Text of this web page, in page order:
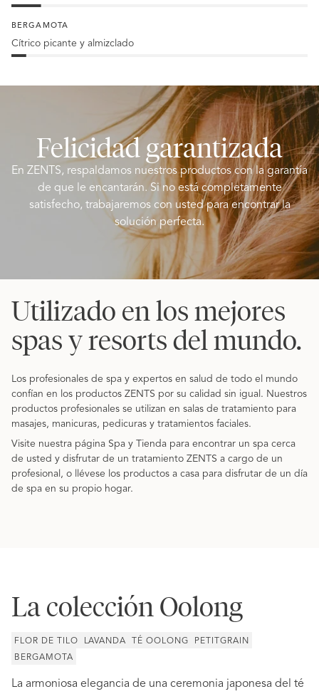
Oolong
%
petitgrain
BERGAMOTA
Cítrico picante y almizclado
Felicidad garantizada
En ZENTS, respaldamos nuestros productos con la garantía
de que le encantarán. Si no está completamente
satisfecho, trabajaremos con usted para encontrar la
solución perfecta.
Utilizado en los mejores
spas y resorts del mundo.
Los profesionales de spa y expertos en salud de todo el mundo
confían en los productos ZENTS por su calidad sin igual. Nuestros
productos profesionales se utilizan en salas de tratamiento para
masajes, manicuras, pedicuras y tratamientos faciales.
Visite nuestra página Spa y Tienda para encontrar un spa cerca
de usted y disfrutar de un tratamiento ZENTS a cargo de un
profesional, o llévese los productos a casa para disfrutar de un día
de spa en su propio hogar.
La colección Oolong
FLOR DE TILO LAVANDA TÉ OOLONG
PETITGRAIN
BERGAMOTA
La armoniosa elegancia de una ceremonia japonesa del té